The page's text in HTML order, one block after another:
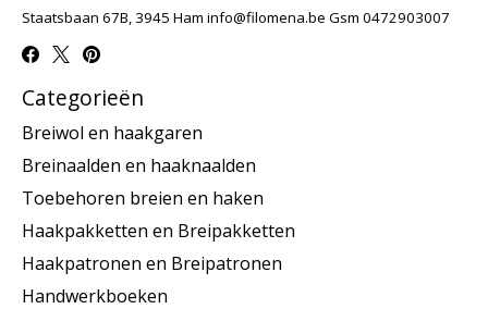
Staatsbaan 67B, 3945 Ham info@filomena.be Gsm 0472903007
Categorieën
Breiwol en haakgaren
Breinaalden en haaknaalden
Toebehoren breien en haken
Haakpakketten en Breipakketten
Haakpatronen en Breipatronen
Handwerkboeken